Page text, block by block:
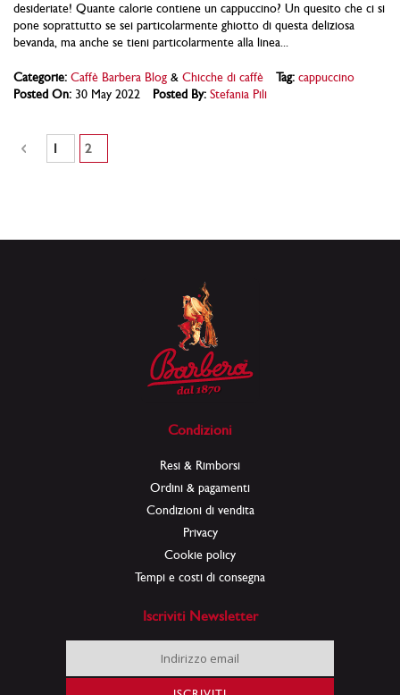
desideriate! Quante calorie contiene un cappuccino? Un quesito che ci si
pone soprattutto se sei particolarmente ghiotto di questa deliziosa
bevanda, ma anche se tieni particolarmente alla linea...
Categorie: Caffè Barbera Blog & Chicche di caffè Tag: cappuccino
Posted On: 30 May 2022 Posted By: Stefania Pili
Pagina
Precedente
Pagina
1 Attualmente stai leggendo la pagina
2
Condizioni
Resi & Rimborsi
Ordini & pagamenti
Condizioni di vendita
Privacy
Cookie policy
Tempi e costi di consegna
Iscriviti Newsletter
Iscriviti
alla
nostra